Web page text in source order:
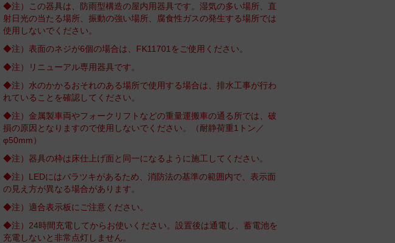
◆注）この器具は、防雨型構造の屋内用器具です。湿気の多い場所、直
射日光の当たる場所、振動の強い場所、腐食性ガスの発生する場所では
使用しないでください。
◆注）表面のネジが6個の場合は、FK11701をご使用ください。
◆注）リニューアル専用器具です。
◆注）水のかかるおそれのある場所で使用する場合は、排水工事が行わ
れていることを確認してください。
◆注）金属製車両やフォークリフトなどの重量運搬車の通る所では、破
損の原因となりますので使用しないでください。（耐静荷重1トン／
φ50mm）
◆注）器具の枠は床仕上げ面と同一になるように施工してください。
◆注）LEDにはバラツキがあるため、消防法の基準の範囲内で、表示面
の見え方が異なる場合があります。
◆注）適合表示板にご注意ください。
◆注）24時間充電してからお使いください。設置後は通電し、蓄電池を
充電しないと非常点灯しません。